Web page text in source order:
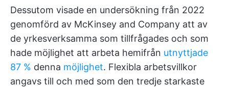
Dessutom visade en undersökning från 2022
genomförd av McKinsey and Company att av
de yrkesverksamma som tillfrågades och som
hade möjlighet att arbeta hemifrån utnyttjade
87 % denna möjlighet. Flexibla arbetsvillkor
angavs till och med som den tredje starkaste